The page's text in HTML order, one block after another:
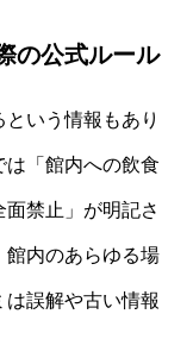
の公式ルール
いう情報もあり
は「館内への飲食
禁止」が明記さ
館内のあらゆる場
誤解や古い情報